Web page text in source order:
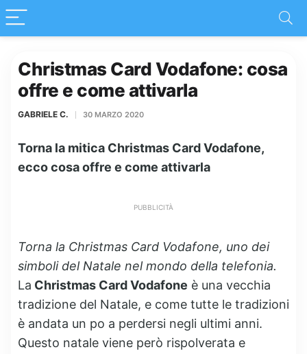
Christmas Card Vodafone: cosa
offre e come attivarla
GABRIELE C. 30 MARZO 2020
Torna la mitica Christmas Card Vodafone,
ecco cosa offre e come attivarla
PUBBLICITÀ
Torna la Christmas Card Vodafone, uno dei
simboli del Natale nel mondo della telefonia.
La Christmas Card Vodafone è una vecchia
tradizione del Natale, e come tutte le tradizioni
è andata un po a perdersi negli ultimi anni.
Questo natale viene però rispolverata e